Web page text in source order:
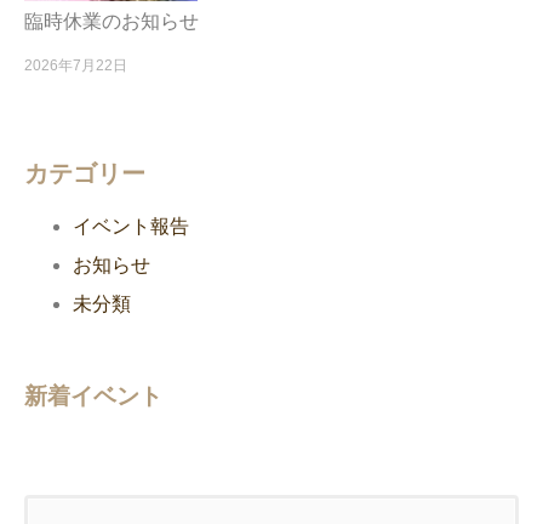
臨時休業のお知らせ
2026年7月22日
カテゴリー
イベント報告
お知らせ
未分類
新着イベント